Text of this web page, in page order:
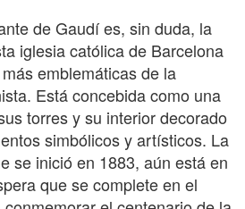
de Gaudí es, sin duda, la
iglesia católica de Barcelona
emblemáticas de la
Está concebida como una
torres y su interior decorado
simbólicos y artísticos. La
se inició en 1883, aún está en
que se complete en el